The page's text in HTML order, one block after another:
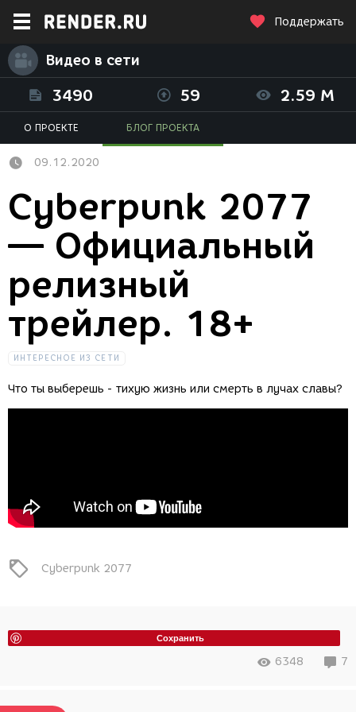
Поддержать
Видео в сети
3490 59 2.59 M
О ПРОЕКТЕ БЛОГ ПРОЕКТА
09.12.2020
Cyberpunk 2077
— Официальный
релизный
трейлер. 18+
ИНТЕРЕСНОЕ ИЗ СЕТИ
Что ты выберешь - тихую жизнь или смерть в лучах славы?
Cyberpunk 2077
Сохранить
6348 7